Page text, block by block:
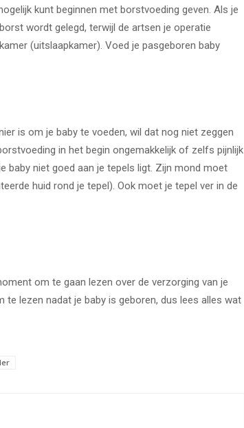
kunt beginnen met borstvoeding geven. Als je
wordt gelegd, terwijl de artsen je operatie
(uitslaapkamer). Voed je pasgeboren baby
is om je baby te voeden, wil dat nog niet zeggen
in het begin ongemakkelijk of zelfs pijnlijk
baby niet goed aan je tepels ligt. Zijn mond moet
huid rond je tepel). Ook moet je tepel ver in de
om te gaan lezen over de verzorging van je
te lezen nadat je baby is geboren, dus lees alles wat